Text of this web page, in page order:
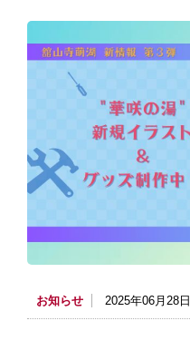
お知らせ 2025年06月28日